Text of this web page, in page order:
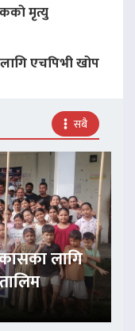
मृत्यु
एचपिभी खोप
सबै
लागि